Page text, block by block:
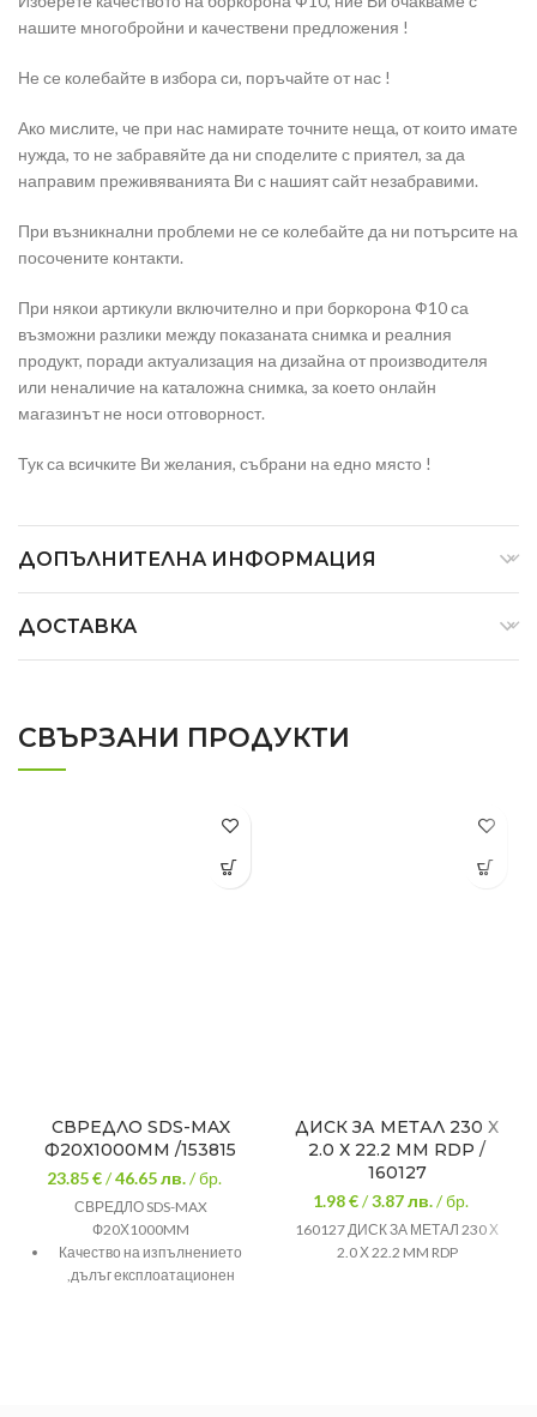
нашите многобройни и качествени предложения !
Не се колебайте в избора си, поръчайте от нас !
Ако мислите, че при нас намирате точните неща, от които имате
нужда, то не забравяйте да ни споделите с приятел, за да
направим преживяванията Ви с нашият сайт незабравими.
При възникнални проблеми не се колебайте да ни потърсите на
посочените контакти.
При някои артикули включително и при боркорона Ф10 са
възможни разлики между показаната снимка и реалния
продукт, поради актуализация на дизайна от производителя
или неналичие на каталожна снимка, за което онлайн
магазинът не носи отговорност.
Тук са всичките Ви желания, събрани на едно място !
ДОПЪЛНИТЕЛНА ИНФОРМАЦИЯ
ДОСТАВКА
СВЪРЗАНИ ПРОДУКТИ
СВРЕДЛО SDS-MAX
Ф20Х1000MM /153815
23.85 €/46.65лв./ бр.
СВРЕДЛО SDS-MAX
Ф20Х1000MM
Качество на изпълнението
,дълъг експлоатационен
ДИСК ЗА МЕТАЛ 230 Х
2.0 Х 22.2 MM RDP /
160127
1.98 €/3.87лв./ бр.
160127 ДИСК ЗА МЕТАЛ 230 Х
2.0 Х 22.2 MM RDP